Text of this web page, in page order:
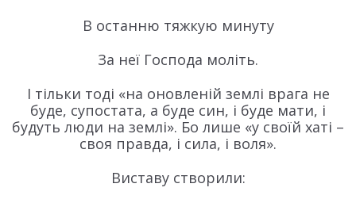
В останню тяжкую минуту
За неї Господа моліть.
І тільки тоді «на оновленій землі врага не
буде, супостата, а буде син, і буде мати, і
будуть люди на землі». Бо лише «у своїй хаті –
своя правда, і сила, і воля».
Виставу створили: